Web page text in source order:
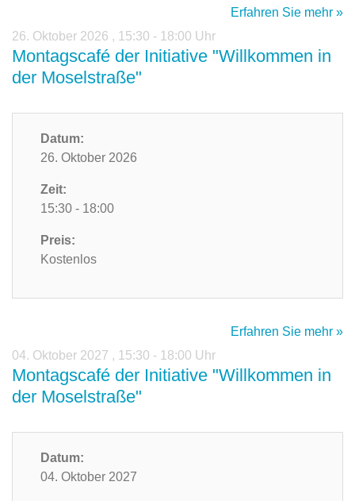
Erfahren Sie mehr »
26. Oktober 2026 , 15:30 - 18:00 Uhr
Montagscafé der Initiative "Willkommen in
der Moselstraße"
Datum:
26. Oktober 2026
Zeit:
15:30 - 18:00
Preis:
Kostenlos
Erfahren Sie mehr »
04. Oktober 2027 , 15:30 - 18:00 Uhr
Montagscafé der Initiative "Willkommen in
der Moselstraße"
Datum:
04. Oktober 2027